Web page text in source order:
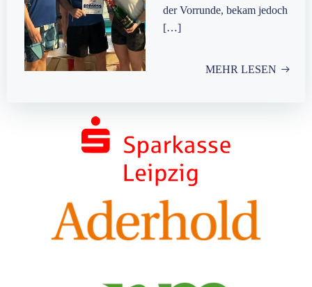
der Vorrunde, bekam jedoch
[…]
MEHR LESEN